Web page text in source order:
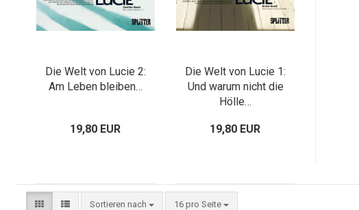
Die Welt von Lucie 2:
Am Leben bleiben…
19,80 EUR
Die Welt von Lucie 1:
Und warum nicht die
Hölle…
19,80 EUR
Sortieren nach 16 pro Seite